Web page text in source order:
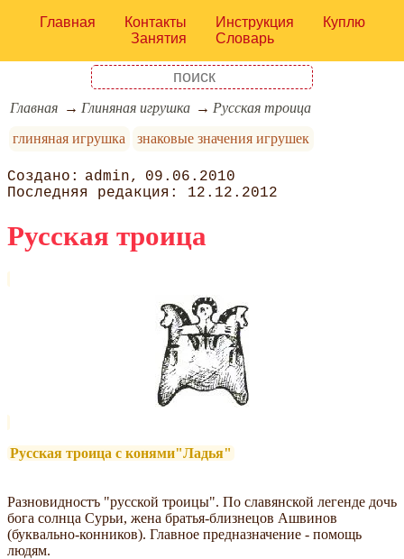
Главная Контакты Инструкция
Куплю
Занятия
Словарь
Главная Глиняная игрушка
Русская троица
глиняная игрушка
знаковые значения игрушек
admin
09.06.2010
12.12.2012
Русская троица
Русская троица с конями"Ладья"
Разновидностъ "русской троицы". По славянской легенде дочь
бога солнца Сурьи, жена братья-близнецов Ашвинов
(буквально-конников). Главное предназначение - помощь
людям.